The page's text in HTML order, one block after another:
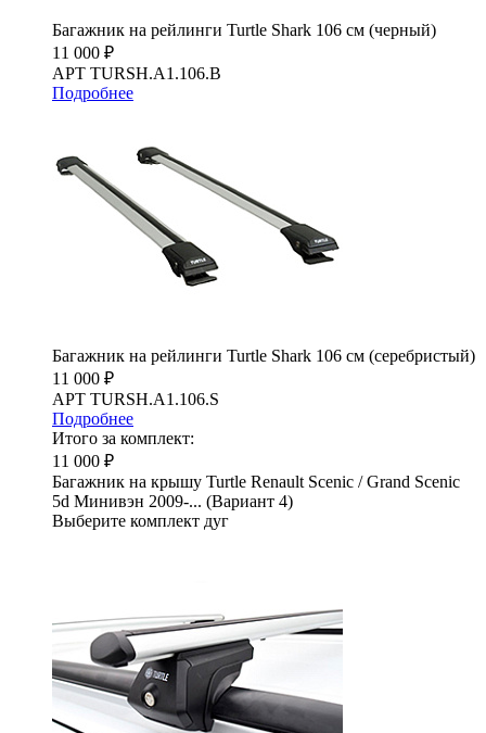
Багажник на рейлинги Turtle Shark 106 см (черный)
11 000 ₽
АРТ TURSH.A1.106.B
Подробнее
Багажник на рейлинги Turtle Shark 106 см (серебристый)
11 000 ₽
АРТ TURSH.A1.106.S
Подробнее
Итого за комплект:
11 000 ₽
Багажник на крышу Turtle Renault Scenic / Grand Scenic
5d Минивэн 2009-... (Вариант 4)
Выберите комплект дуг